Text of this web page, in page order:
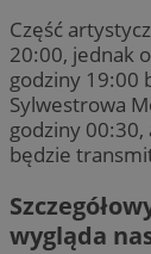
Część
20:00, jednak
godziny 19:00
Sylwestrowa
godziny 00:30,
będzie
wygląda